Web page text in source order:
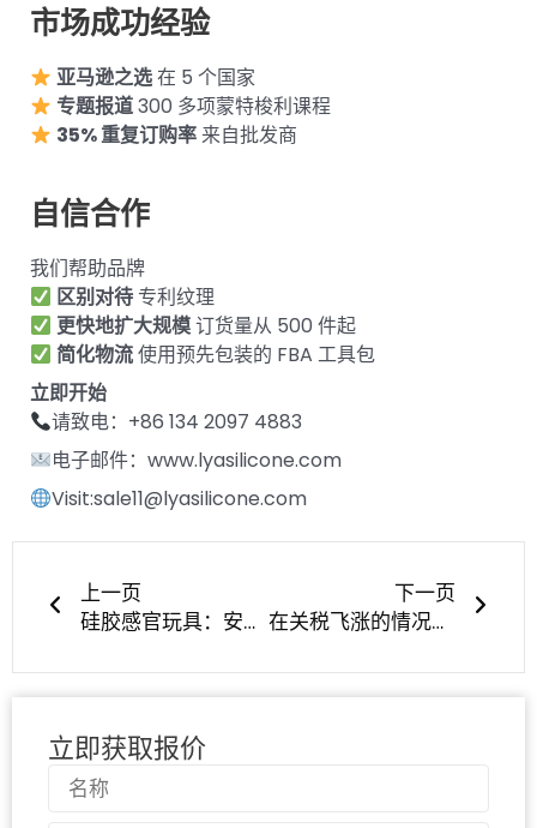
市场成功经验
亚马逊之选在 5 个国家
专题报道300 多项蒙特梭利课程
35% 重复订购率来自批发商
自信合作
我们帮助品牌
区别对待 专利纹理
更快地扩大规模订货量从 500 件起
简化物流使用预先包装的 FBA 工具包
立即开始
请致电：+86 134 2097 4883
电子邮件：www.lyasilicone.com
Visit:sale11@lyasilicone.com
上一页
硅胶感官玩具：安全与探索
下一页
在关税飞涨的情况下，美国客户为何坚定地选择 LYA SILICONE 工厂？
立即获取报价